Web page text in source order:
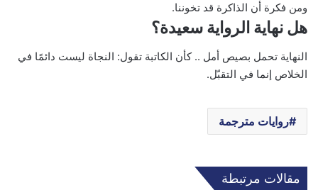
ومن فكرة أن الذاكرة قد تخوننا.
هل نهاية الرواية سعيدة؟
النهاية تحمل بصيص أمل .. كأن الكاتبة تقول: النجاة ليست دائمًا في
الخلاص إنما في التقبّل.
روايات مترجمة
مقالات مرتبطة